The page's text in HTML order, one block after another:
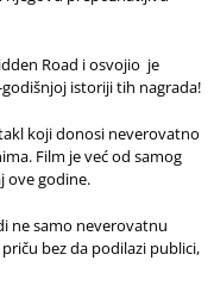
Road i osvojio je
istoriji tih nagrada!
koji donosi neverovatno
Film je već od samog
ove godine.
ne samo neverovatnu
bez da podilazi publici,